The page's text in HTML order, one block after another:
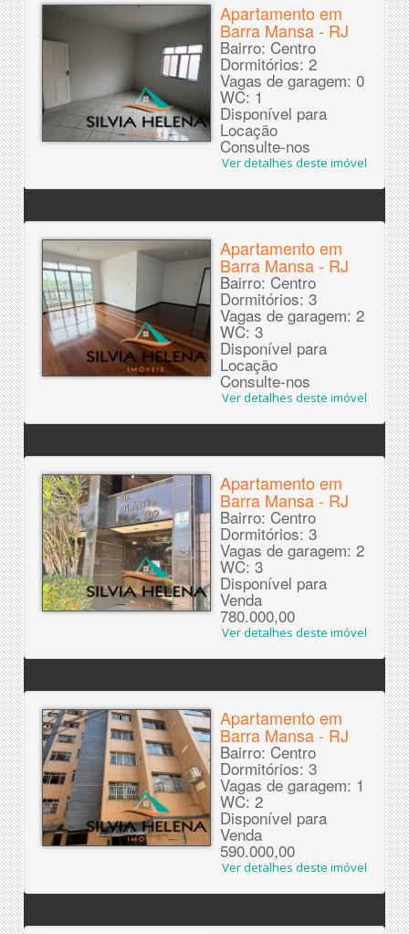
Apartamento em
Barra Mansa - RJ
Bairro: Centro
Dormitórios: 2
Vagas de garagem: 0
WC: 1
Disponível para
Locação
Consulte-nos
Ver detalhes deste imóvel
Apartamento em
Barra Mansa - RJ
Bairro: Centro
Dormitórios: 3
Vagas de garagem: 2
WC: 3
Disponível para
Locação
Consulte-nos
Ver detalhes deste imóvel
Apartamento em
Barra Mansa - RJ
Bairro: Centro
Dormitórios: 3
Vagas de garagem: 2
WC: 3
Disponível para
Venda
780.000,00
Ver detalhes deste imóvel
Apartamento em
Barra Mansa - RJ
Bairro: Centro
Dormitórios: 3
Vagas de garagem: 1
WC: 2
Disponível para
Venda
590.000,00
Ver detalhes deste imóvel